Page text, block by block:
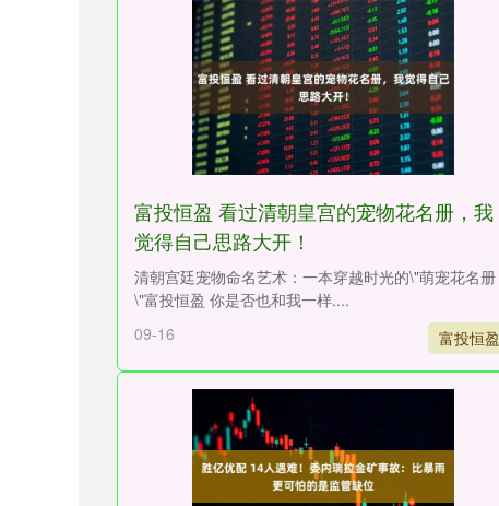
富投恒盈 看过清朝皇宫的宠物花名册，我
觉得自己思路大开！
清朝宫廷宠物命名艺术：一本穿越时光的\"萌宠花名册
\"富投恒盈 你是否也和我一样....
09-16
富投恒盈